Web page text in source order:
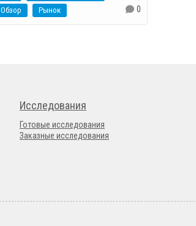
Обзор
Рынок 0
Исследования
Готовые исследования
Заказные исследования